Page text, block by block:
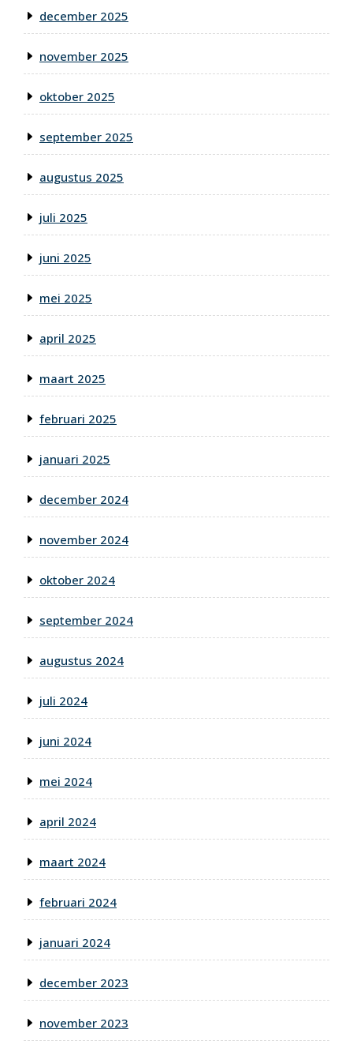
december 2025
november 2025
oktober 2025
september 2025
augustus 2025
juli 2025
juni 2025
mei 2025
april 2025
maart 2025
februari 2025
januari 2025
december 2024
november 2024
oktober 2024
september 2024
augustus 2024
juli 2024
juni 2024
mei 2024
april 2024
maart 2024
februari 2024
januari 2024
december 2023
november 2023